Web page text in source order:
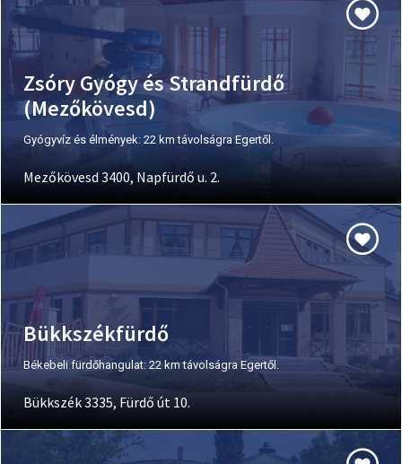
Zsóry Gyógy és Strandfürdő
(Mezőkövesd)
Gyógyvíz és élmények: 22 km távolságra Egertől.
Mezőkövesd 3400, Napfürdő u. 2.
Bükkszékfürdő
Békebeli fürdőhangulat: 22 km távolságra Egertől.
Bükkszék 3335, Fürdő út 10.